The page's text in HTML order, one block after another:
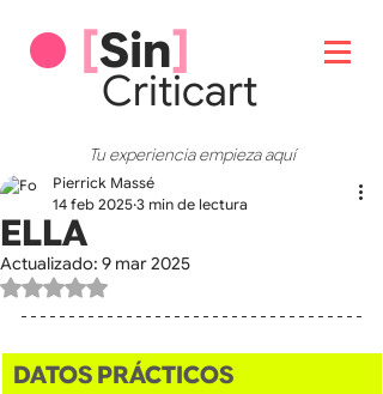
[Sin]
Criticart
Tu experiencia empieza aquí
ELLA
Pierrick Massé
14 feb 2025 3 min de lectura
Actualizado: 9 mar 2025
Obtuvo NaN de 5 estrellas.
DATOS PRÁCTICOS